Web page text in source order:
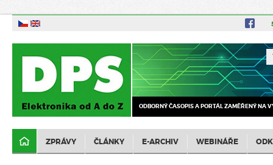
ODBORNÝ ČASOPIS A PORTÁL ZAMĚŘENÝ NA
ZPRÁVY ČLÁNKY E-ARCHIV WEBINÁŘE